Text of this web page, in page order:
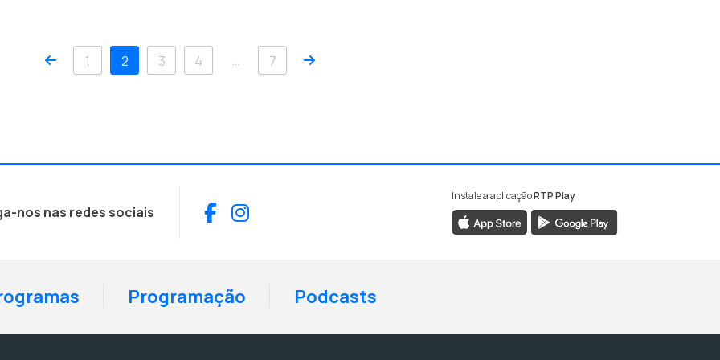
Anterior
1 2 3 4 … 7 Próximo
nos nas redes sociais Facebook
Instagram
Instale a aplicaçãoRTP Play
Programação Podcasts